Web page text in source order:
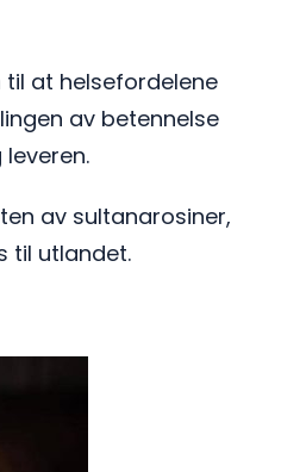
til at helsefordelene
av betennelse
av sultanarosiner,
til utlandet.